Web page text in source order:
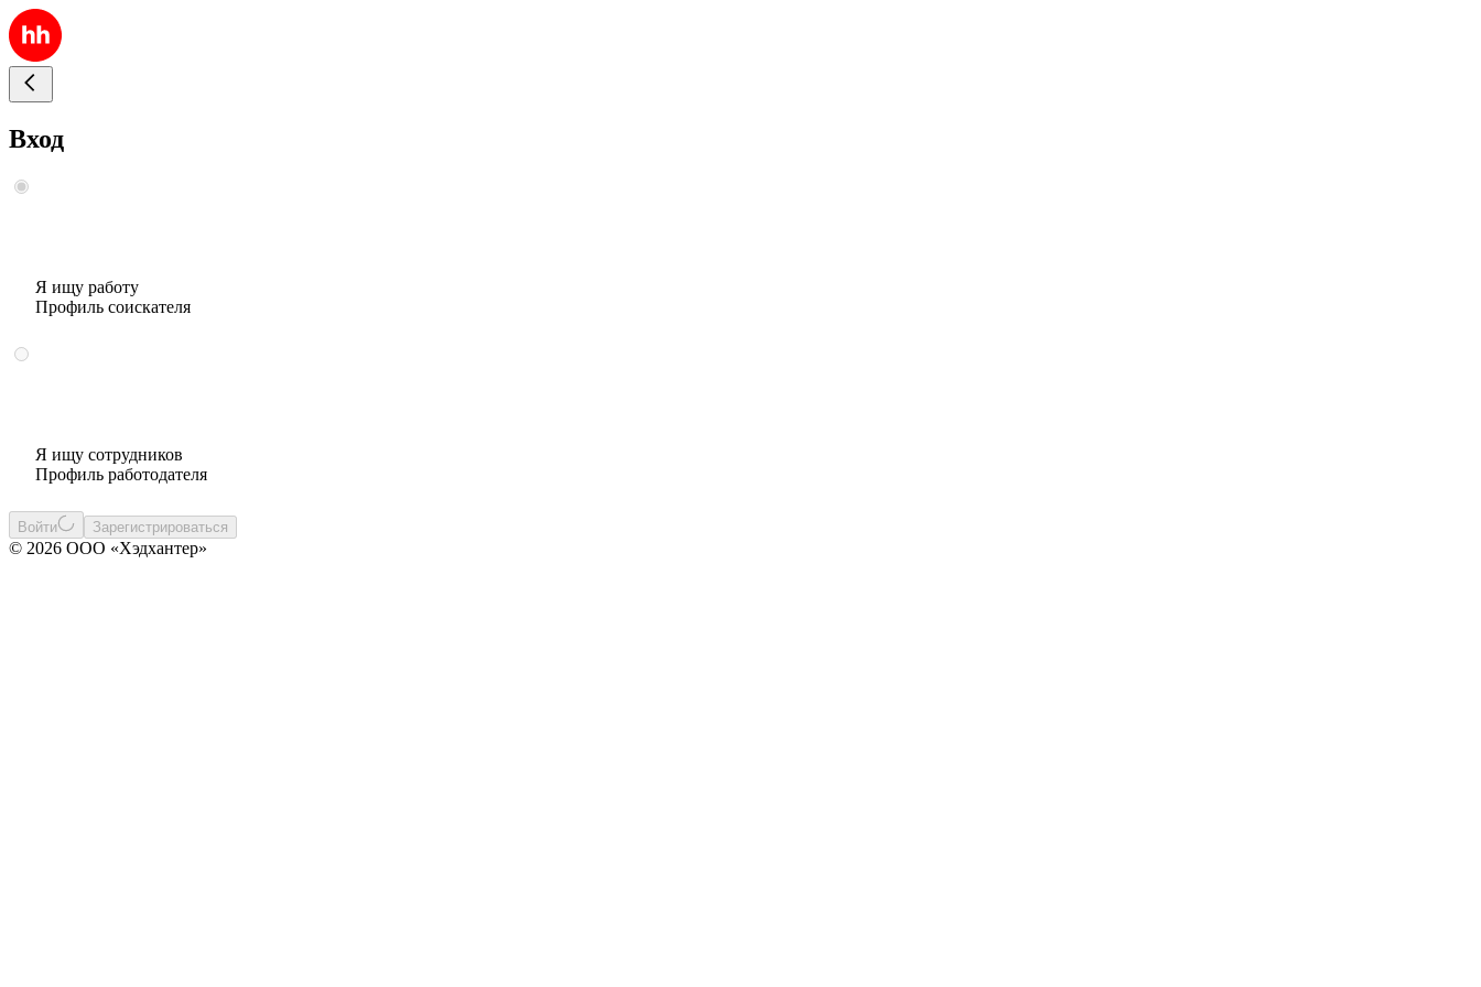
Вход
Я ищу работу
Профиль соискателя
Я ищу сотрудников
Профиль работодателя
Войти Зарегистрироваться
© 2026 ООО «Хэдхантер»